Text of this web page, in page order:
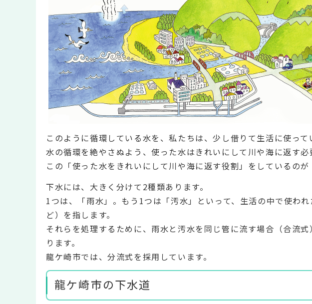
このように循環している水を、私たちは、少し借りて生活に使って
水の循環を絶やさぬよう、使った水はきれいにして川や海に返す必
この「使った水をきれいにして川や海に返す役割」をしているのが
下水には、大きく分けて2種類あります。
1つは、「雨水」。もう1つは「汚水」といって、生活の中で使わ
ど）を指します。
それらを処理するために、雨水と汚水を同じ管に流す場合（合流
ります。
龍ケ崎市では、分流式を採用しています。
龍ケ崎市の下水道